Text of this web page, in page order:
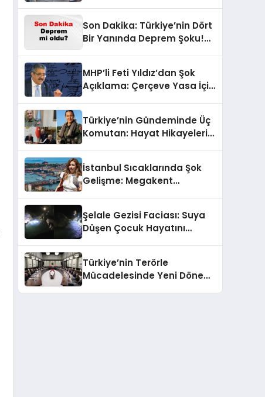
Son Dakika: Türkiye’nin Dört
Bir Yanında Deprem Şoku!
MHP’li Feti Yıldız’dan Şok
Açıklama: Çerçeve Yasa İçin
Türkiye’nin Gündeminde Üç
Komutan: Hayat Hikayeleri
İstanbul Sıcaklarında Şok
Gelişme: Megakent
Şelale Gezisi Faciası: Suya
Düşen Çocuk Hayatını
Türkiye’nin Terörle
Mücadelesinde Yeni Dönem: